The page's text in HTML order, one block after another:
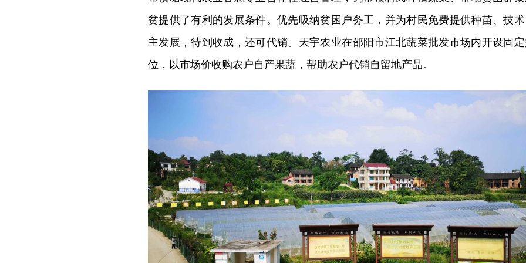
贫提供了有利的发展条件。优先吸纳贫困户务工，并为村民免费提供种苗、技
主发展，待到收成，还可代销。天宇农业在邵阳市江北蔬菜批发市场内开设固
位，以市场价收购农户自产果蔬，帮助农户代销自留地产品。